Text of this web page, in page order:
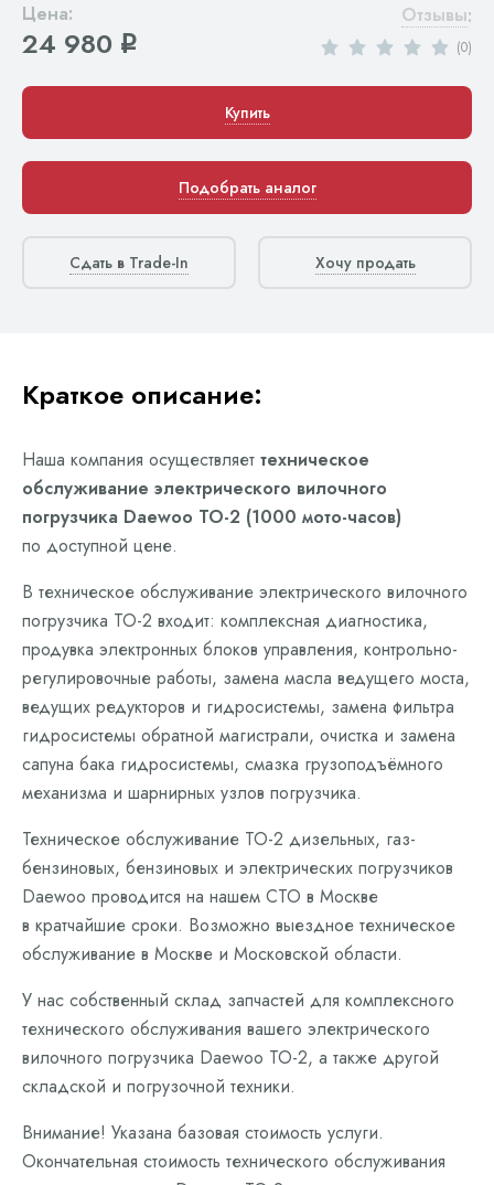
Цена:
24 980 q
Отзывы:
(0)
Купить
Подобрать аналог
Сдать в Trade-In Хочу продать
Краткое описание:
Наша компания осуществляет техническое
обслуживание электрического вилочного
погрузчика Daewoo ТО-2 (1000 мото-часов)
по доступной цене.
В техническое обслуживание электрического вилочного
погрузчика ТО-2 входит: комплексная диагностика,
продувка электронных блоков управления, контрольно-
регулировочные работы, замена масла ведущего моста,
ведущих редукторов и гидросистемы, замена фильтра
гидросистемы обратной магистрали, очистка и замена
сапуна бака гидросистемы, смазка грузоподъёмного
механизма и шарнирных узлов погрузчика.
Техническое обслуживание ТО-2 дизельных, газ-
бензиновых, бензиновых и электрических погрузчиков
Daewoo проводится на нашем СТО в Москве
в кратчайшие сроки. Возможно выездное техническое
обслуживание в Москве и Московской области.
У нас собственный склад запчастей для комплексного
технического обслуживания вашего электрического
вилочного погрузчика Daewoo ТО-2, а также другой
складской и погрузочной техники.
Внимание! Указана базовая стоимость услуги.
Окончательная стоимость технического обслуживания